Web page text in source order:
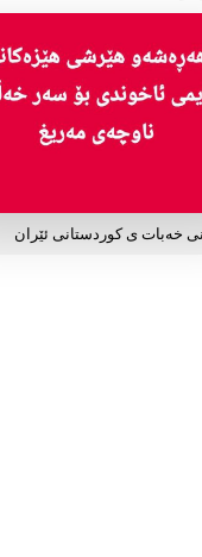
خەبات ی کوردستانی ئێران